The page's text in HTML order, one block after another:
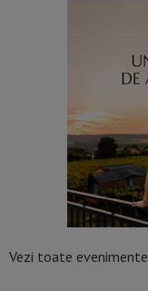
Vezi toate